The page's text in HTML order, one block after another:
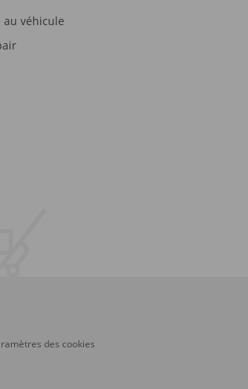
au véhicule
des cookies